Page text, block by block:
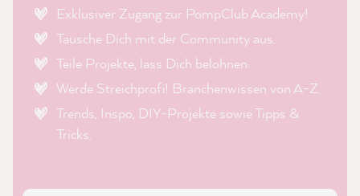
Exklusiver Zugang zur PompClub Academy!
Tausche Dich mit der Community aus.
Teile Projekte, lass Dich belohnen.
Werde Streichprofi! Branchenwissen von A-Z.
Trends, Inspo, DIY-Projekte sowie Tipps &
Tricks.